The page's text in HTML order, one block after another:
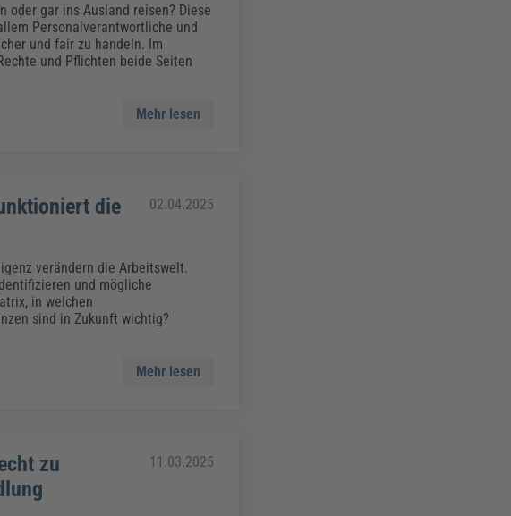
oder gar ins Ausland reisen? Diese
Personalverantwortliche und
und fair zu handeln. Im
und Pflichten beide Seiten
Mehr lesen
die
02.04.2025
verändern die Arbeitswelt.
und mögliche
in welchen
sind in Zukunft wichtig?
Mehr lesen
zu
11.03.2025